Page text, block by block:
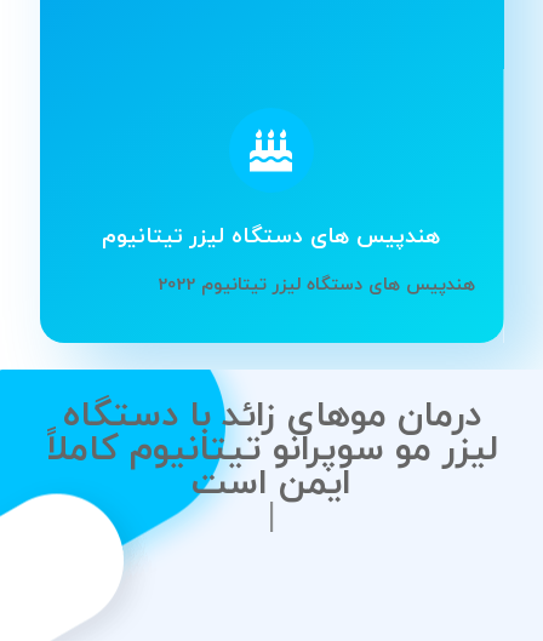
هندپیس های دستگاه لیزر تیتانیوم
هندپیس های دستگاه لیزر تیتانیوم 2022
درمان موهای زائد با دستگاه
لیزر مو سوپران
|